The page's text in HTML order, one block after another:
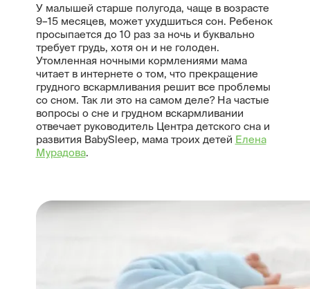
У малышей старше полугода, чаще в возрасте
9–15 месяцев, может ухудшиться сон. Ребенок
просыпается до 10 раз за ночь и буквально
требует грудь, хотя он и не голоден.
Утомленная ночными кормлениями мама
читает в интернете о том, что прекращение
грудного вскармливания решит все проблемы
со сном. Так ли это на самом деле? На частые
вопросы о сне и грудном вскармливании
отвечает руководитель Центра детского сна и
развития BabySleep, мама троих детей Елена
Мурадова.